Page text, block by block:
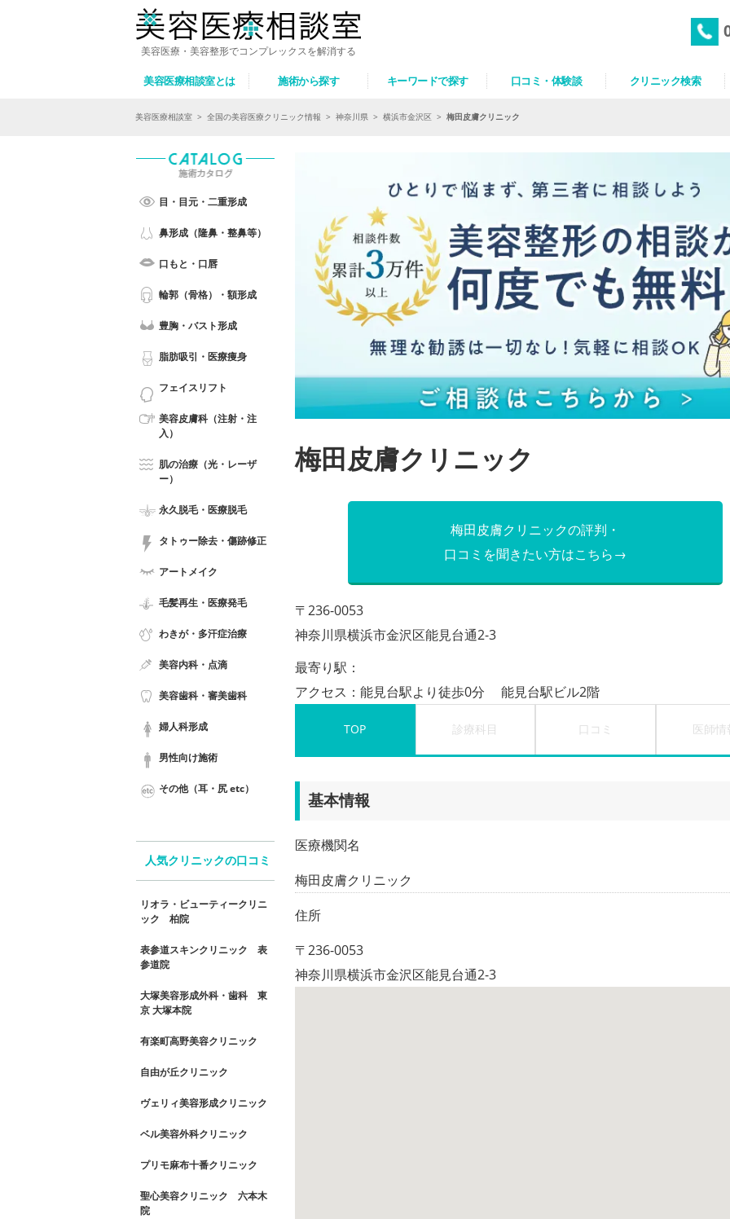
美容医療・美容整形でコンプレックスを解消する
美容医療相談室とは 施術から探す キーワードで探す 口コミ・体験談 クリニック検索
美容医療相談室 > 全国の美容医療クリニック情報 > 神奈川県 > 横浜市金沢区 > 梅田皮膚クリニック
梅田皮膚クリニック
梅田皮膚クリニックの評判・
口コミを聞きたい方はこちら→
〒236-0053
神奈川県横浜市金沢区能見台通2-3
最寄り駅：
アクセス：能見台駅より徒歩0分 能見台駅ビル2階
TOP 診療科目 口コミ 医師情
基本情報
医療機関名
梅田皮膚クリニック
住所
〒236-0053
神奈川県横浜市金沢区能見台通2-3
目・目元・二重形成
鼻形成（隆鼻・整鼻等）
口もと・口唇
輪郭（骨格）・額形成
豊胸・バスト形成
脂肪吸引・医療痩身
フェイスリフト
美容皮膚科（注射・注
入）
肌の治療（光・レーザ
ー）
永久脱毛・医療脱毛
タトゥー除去・傷跡修正
アートメイク
毛髪再生・医療発毛
わきが・多汗症治療
美容内科・点滴
美容歯科・審美歯科
婦人科形成
男性向け施術
その他（耳・尻 etc）
人気クリニックの口コミ
リオラ・ビューティークリニ
ック 柏院
表参道スキンクリニック 表
参道院
大塚美容形成外科・歯科 東
京 大塚本院
有楽町高野美容クリニック
自由が丘クリニック
ヴェリィ美容形成クリニック
ベル美容外科クリニック
プリモ麻布十番クリニック
聖心美容クリニック 六本木
院